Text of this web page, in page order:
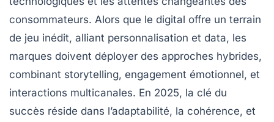
consommateurs. Alors que le digital offre un terrain
de jeu inédit, alliant personnalisation et data, les
marques doivent déployer des approches hybrides,
combinant storytelling, engagement émotionnel, et
interactions multicanales. En 2025, la clé du
succès réside dans l’adaptabilité, la cohérence, et